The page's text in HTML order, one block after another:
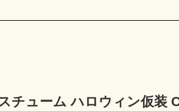
チューム ハロウィン仮装